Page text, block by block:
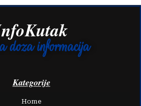
doza informacija
Kategorije
Home